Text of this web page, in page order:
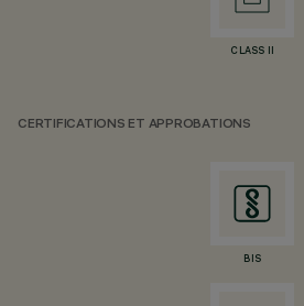
CLASS II
CERTIFICATIONS ET APPROBATIONS
BIS